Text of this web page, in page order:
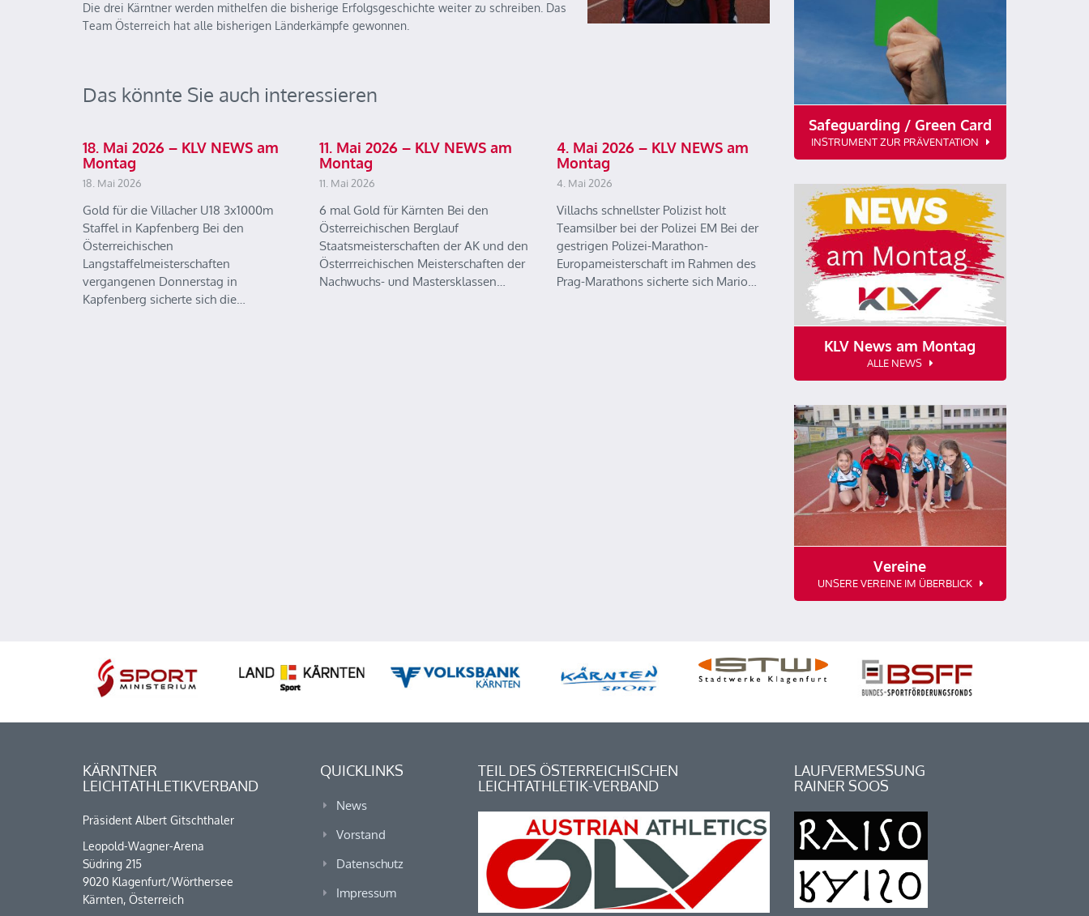
Die drei Kärntner werden mithelfen die bisherige Erfolgsgeschichte weiter zu schreiben. Das
Team Österreich hat alle bisherigen Länderkämpfe gewonnen.
Das könnte Sie auch interessieren
18. Mai 2026 – KLV NEWS am
Montag
18. Mai 2026
Gold für die Villacher U18 3x1000m
Staffel in Kapfenberg Bei den
Österreichischen
Langstaffelmeisterschaften
vergangenen Donnerstag in
Kapfenberg sicherte sich die…
11. Mai 2026 – KLV NEWS am
Montag
11. Mai 2026
6 mal Gold für Kärnten Bei den
Österreichischen Berglauf
Staatsmeisterschaften der AK und den
Österrreichischen Meisterschaften der
Nachwuchs- und Mastersklassen…
4. Mai 2026 – KLV NEWS am
Montag
4. Mai 2026
Villachs schnellster Polizist holt
Teamsilber bei der Polizei EM Bei der
gestrigen Polizei-Marathon-
Europameisterschaft im Rahmen des
Prag-Marathons sicherte sich Mario…
Safeguarding / Green Card
INSTRUMENT ZUR PRÄVENTATION
KLV News am Montag
ALLE NEWS
Vereine
UNSERE VEREINE IM ÜBERBLICK
KÄRNTNER
LEICHTATHLETIKVERBAND
Präsident Albert Gitschthaler
Leopold-Wagner-Arena
Südring 215
9020 Klagenfurt/Wörthersee
Kärnten, Österreich
QUICKLINKS
News
Vorstand
Datenschutz
Impressum
TEIL DES ÖSTERREICHISCHEN
LEICHTATHLETIK-VERBAND
LAUFVERMESSUNG
RAINER SOOS